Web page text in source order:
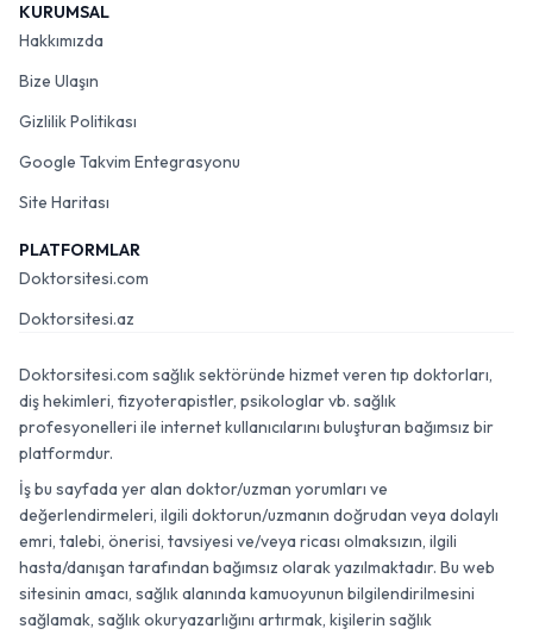
KURUMSAL
Hakkımızda
Bize Ulaşın
Gizlilik Politikası
Google Takvim Entegrasyonu
Site Haritası
PLATFORMLAR
Doktorsitesi.com
Doktorsitesi.az
Doktorsitesi.com sağlık sektöründe hizmet veren tıp doktorları,
diş hekimleri, fizyoterapistler, psikologlar vb. sağlık
profesyonelleri ile internet kullanıcılarını buluşturan bağımsız bir
platformdur.
İş bu sayfada yer alan doktor/uzman yorumları ve
değerlendirmeleri, ilgili doktorun/uzmanın doğrudan veya dolaylı
emri, talebi, önerisi, tavsiyesi ve/veya ricası olmaksızın, ilgili
hasta/danışan tarafından bağımsız olarak yazılmaktadır. Bu web
sitesinin amacı, sağlık alanında kamuoyunun bilgilendirilmesini
sağlamak, sağlık okuryazarlığını artırmak, kişilerin sağlık